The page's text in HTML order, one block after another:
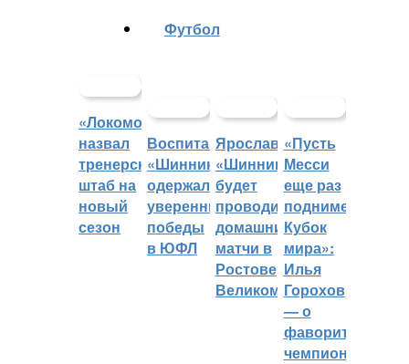
«Локомотив»
назвал
тренерский
штаб на
новый
сезон
Футбол
Воспитанники
«Шинника»
одержали
уверенные
победы
в ЮФЛ
Ярославский
«Шинник»
будет
проводить
домашние
матчи в
Ростове
Великом
«Пусть
Месси
еще раз
поднимет
Кубок
мира»:
Илья
Горохов
— о
фаворитах
чемпионата